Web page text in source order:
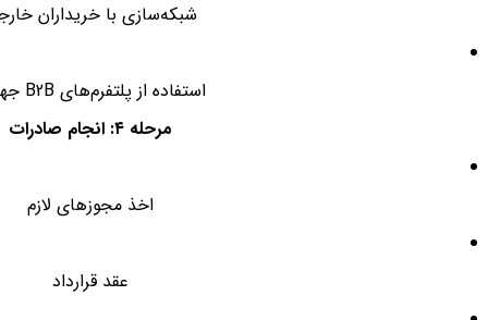
شبکه‌سازی با خریداران
استفاده از پلتفرم‌های B2B جهانی
مرحله ۴: انجام صادرات
اخذ مجوزهای لازم
عقد قرارداد